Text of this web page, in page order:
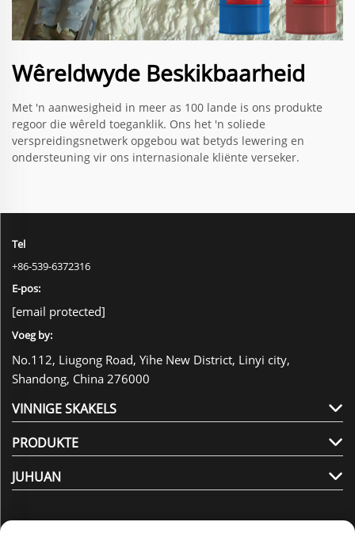
Wêreldwyde Beskikbaarheid
Met 'n aanwesigheid in meer as 100 lande is ons produkte
regoor die wêreld toeganklik. Ons het 'n soliede
verspreidingsnetwerk opgebou wat betyds lewering en
ondersteuning vir ons internasionale kliënte verseker.
Tel
+86-539-6372316
E-pos:
[email protected]
Voeg by:
No.112, Liugong Road, Yihe New District, Linyi city,
Shandong, China 276000
VINNIGE SKAKELS
PRODUKTE
JUHUAN